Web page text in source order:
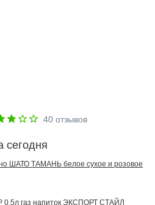
40 отзывов
сегодня
ШАТО ТАМАНЬ белое сухое и розовое
газ напиток ЭКСПОРТ СТАЙЛ